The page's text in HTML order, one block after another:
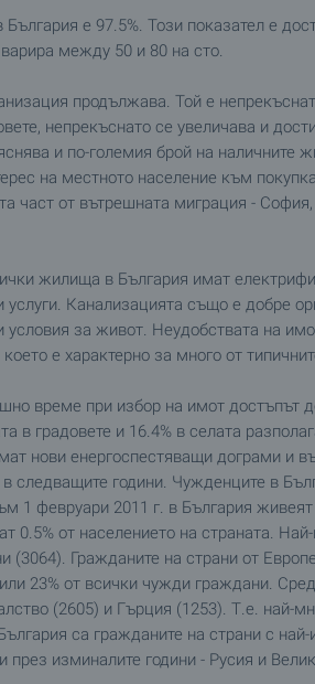
е 97.5%. Този показател е
между 50 и 80 на сто.
продължава. Той е
непрекъснато се увеличава и
и по-големия брой на наличните
на местното население към
част от вътрешната миграция -
жилища в България имат
Канализацията също е добре
условия за живот. Неудобствата на
е характерно за много от
време при избор на имот достъпът
в градовете и 16.4% в селата
нови енергоспестяващи дограми и
в следващите години. Чужденците в
1 февруари 2011 г. в България живеят
0.5% от населението на страната.
(3064). Гражданите на страни от
23% от всички чужди граждани.
(2605) и Гърция (1253). Т.е. най-
са гражданите на страни с
изминалите години - Русия и